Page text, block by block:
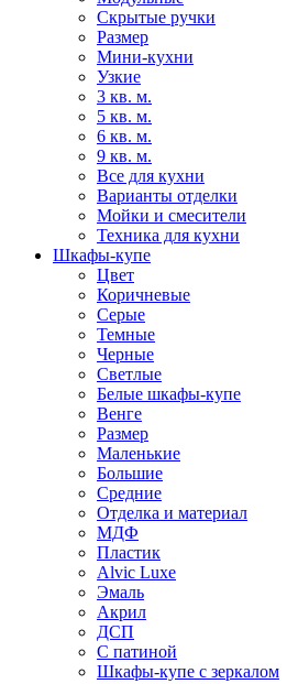
Скрытые ручки
Размер
Мини-кухни
Узкие
3 кв. м.
5 кв. м.
6 кв. м.
9 кв. м.
Все для кухни
Варианты отделки
Мойки и смесители
Техника для кухни
Шкафы-купе
Цвет
Коричневые
Серые
Темные
Черные
Светлые
Белые шкафы-купе
Венге
Размер
Маленькие
Большие
Средние
Отделка и материал
МДФ
Пластик
Alvic Luxe
Эмаль
Акрил
ДСП
С патиной
Шкафы-купе с зеркалом